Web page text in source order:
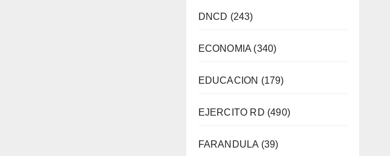
DNCD (243)
ECONOMIA (340)
EDUCACION (179)
EJERCITO RD (490)
FARANDULA (39)